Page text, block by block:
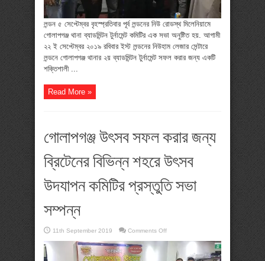
লন্ডন ৫ সেপ্টেম্বর বৃহস্প্রতিবার পূর্ব লন্ডনের নিউ রোডস্থ মিলেনিয়ামে
গোলাপগঞ্জ থানা ব্যাডমিন্টন টুর্নামেন্ট কমিটির এক সভা অনুষ্টিত হয়. আগামী
২২ ই সেপ্টেম্বর ২০১৯ রবিবার ইস্ট লন্ডনের নিউহাম লেজার সেন্টারে
লন্ডনে গোলাপগঞ্জ থানার ২য় ব্যাডমিন্টন টুর্নামেন্ট সফল করার জন্য একটি
শক্তিশালী ...
Read More »
গোলাপগঞ্জ উৎসব সফল করার জন্য
ব্রিটেনের বিভিন্ন শহরে উৎসব
উদযাপন কমিটির প্রস্তুতি সভা
সম্পন্ন
11th September 2019 Comments Offon